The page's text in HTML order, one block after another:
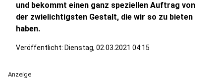
und bekommt einen ganz speziellen Auftrag von
der zwielichtigsten Gestalt, die wir so zu bieten
haben.
Veröffentlicht: Dienstag, 02.03.2021 04:15
Anzeige